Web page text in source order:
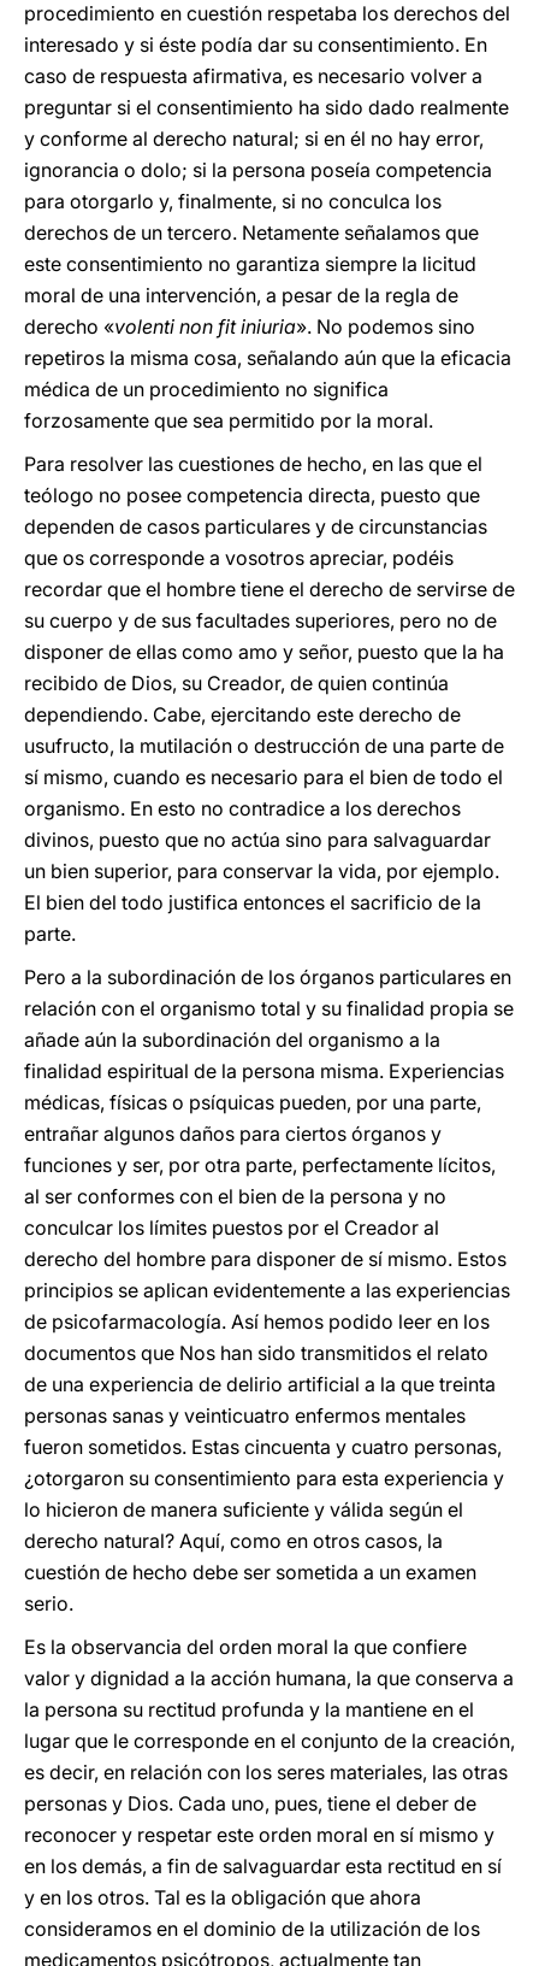
procedimiento en cuestión respetaba los derechos del
interesado y si éste podía dar su consentimiento. En
caso de respuesta afirmativa, es necesario volver a
preguntar si el consentimiento ha sido dado realmente
y conforme al derecho natural; si en él no hay error,
ignorancia o dolo; si la persona poseía competencia
para otorgarlo y, finalmente, si no conculca los
derechos de un tercero. Netamente señalamos que
este consentimiento no garantiza siempre la licitud
moral de una intervención, a pesar de la regla de
derecho «volenti non fit iniuria». No podemos sino
repetiros la misma cosa, señalando aún que la eficacia
médica de un procedimiento no significa
forzosamente que sea permitido por la moral.
Para resolver las cuestiones de hecho, en las que el
teólogo no posee competencia directa, puesto que
dependen de casos particulares y de circunstancias
que os corresponde a vosotros apreciar, podéis
recordar que el hombre tiene el derecho de servirse de
su cuerpo y de sus facultades superiores, pero no de
disponer de ellas como amo y señor, puesto que la ha
recibido de Dios, su Creador, de quien continúa
dependiendo. Cabe, ejercitando este derecho de
usufructo, la mutilación o destrucción de una parte de
sí mismo, cuando es necesario para el bien de todo el
organismo. En esto no contradice a los derechos
divinos, puesto que no actúa sino para salvaguardar
un bien superior, para conservar la vida, por ejemplo.
El bien del todo justifica entonces el sacrificio de la
parte.
Pero a la subordinación de los órganos particulares en
relación con el organismo total y su finalidad propia se
añade aún la subordinación del organismo a la
finalidad espiritual de la persona misma. Experiencias
médicas, físicas o psíquicas pueden, por una parte,
entrañar algunos daños para ciertos órganos y
funciones y ser, por otra parte, perfectamente lícitos,
al ser conformes con el bien de la persona y no
conculcar los límites puestos por el Creador al
derecho del hombre para disponer de sí mismo. Estos
principios se aplican evidentemente a las experiencias
de psicofarmacología. Así hemos podido leer en los
documentos que Nos han sido transmitidos el relato
de una experiencia de delirio artificial a la que treinta
personas sanas y veinticuatro enfermos mentales
fueron sometidos. Estas cincuenta y cuatro personas,
¿otorgaron su consentimiento para esta experiencia y
lo hicieron de manera suficiente y válida según el
derecho natural? Aquí, como en otros casos, la
cuestión de hecho debe ser sometida a un examen
serio.
Es la observancia del orden moral la que confiere
valor y dignidad a la acción humana, la que conserva a
la persona su rectitud profunda y la mantiene en el
lugar que le corresponde en el conjunto de la creación,
es decir, en relación con los seres materiales, las otras
personas y Dios. Cada uno, pues, tiene el deber de
reconocer y respetar este orden moral en sí mismo y
en los demás, a fin de salvaguardar esta rectitud en sí
y en los otros. Tal es la obligación que ahora
consideramos en el dominio de la utilización de los
medicamentos psicótropos, actualmente tan